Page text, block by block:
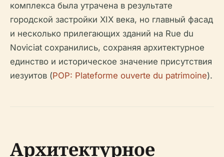
комплекса была утрачена в результате
городской застройки XIX века, но главный фасад
и несколько прилегающих зданий на Rue du
Noviciat сохранились, сохраняя архитектурное
единство и историческое значение присутствия
иезуитов (POP: Plateforme ouverte du patrimoine).
Архитектурное